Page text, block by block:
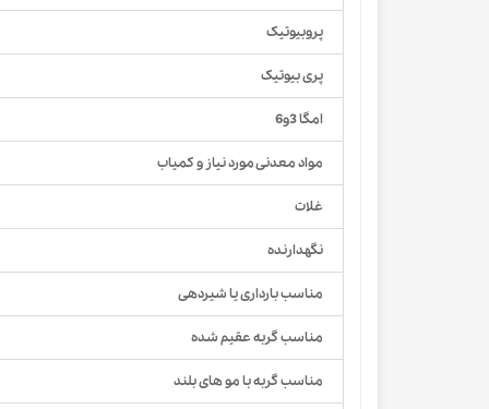
پروبیوتیک
پری بیوتیک
امگا 3و6
مواد معدنی مورد نیاز و کمیاب
غلات
نگهدارنده
مناسب بارداری یا شیردهی
مناسب گربه عقیم شده
مناسب گربه با مو های بلند